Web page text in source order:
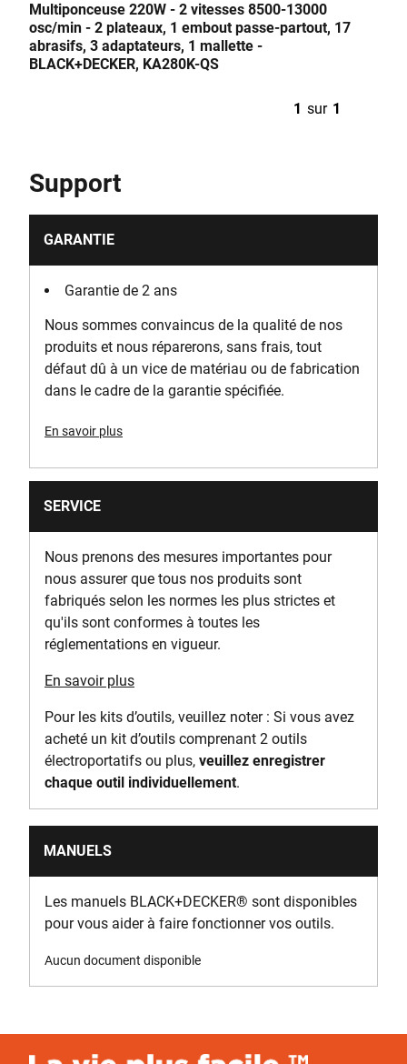
Multiponceuse 220W - 2 vitesses 8500-13000
osc/min - 2 plateaux, 1 embout passe-partout, 17
abrasifs, 3 adaptateurs, 1 mallette -
BLACK+DECKER, KA280K-QS
1 sur 1
Support
GARANTIE
Garantie de 2 ans
Nous sommes convaincus de la qualité de nos
produits et nous réparerons, sans frais, tout
défaut dû à un vice de matériau ou de fabrication
dans le cadre de la garantie spécifiée.
En savoir plus
SERVICE
Nous prenons des mesures importantes pour
nous assurer que tous nos produits sont
fabriqués selon les normes les plus strictes et
qu'ils sont conformes à toutes les
réglementations en vigueur.
En savoir plus
Pour les kits d’outils, veuillez noter : Si vous avez
acheté un kit d’outils comprenant 2 outils
électroportatifs ou plus, veuillez enregistrer
chaque outil individuellement.
MANUELS
Les manuels BLACK+DECKER® sont disponibles
pour vous aider à faire fonctionner vos outils.
Aucun document disponible